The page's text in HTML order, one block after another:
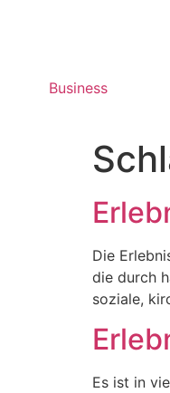
Business
Die
die durch
soziale,
Es ist in